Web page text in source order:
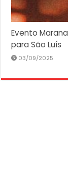
Evento
para São Luís
03/09/2025